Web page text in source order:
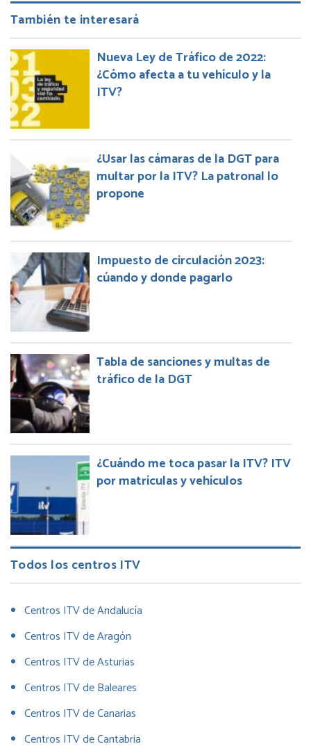
También te interesará
Nueva Ley de Tráfico de 2022:
¿Cómo afecta a tu vehículo y la
ITV?
¿Usar las cámaras de la DGT para
multar por la ITV? La patronal lo
propone
Impuesto de circulación 2023:
cúando y donde pagarlo
Tabla de sanciones y multas de
tráfico de la DGT
¿Cuándo me toca pasar la ITV? ITV
por matrículas y vehículos
Todos los centros ITV
Centros ITV de Andalucía
Centros ITV de Aragón
Centros ITV de Asturias
Centros ITV de Baleares
Centros ITV de Canarias
Centros ITV de Cantabria